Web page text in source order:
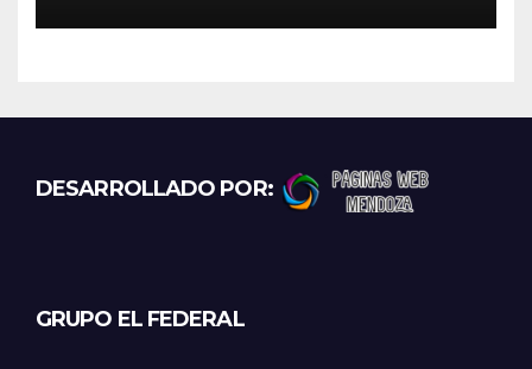
DESARROLLADO POR:
GRUPO EL FEDERAL